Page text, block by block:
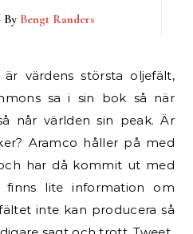
By Bengt Randers
sa i sin bok så när
når världen sin peak. Är
Aramco håller på med
har då kommit ut med
lite information om
inte kan producera så